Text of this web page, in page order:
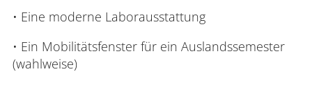
• Eine moderne Laborausstattung
• Ein Mobilitätsfenster für ein Auslandssemester
(wahlweise)